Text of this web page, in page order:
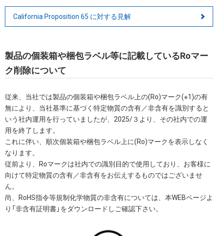
California Proposition 65 に対する見解
製品の個装箱や梱包ラベル等に記載しているRoマー
ク削除について
従来、当社では製品の個装箱や梱包ラベル上の(Ro)マーク(※1)の有
無により、当社基準に基づく特定物質の含有／非含有を識別すると
いう社内運用を行っていましたが、2025/３より、その社内での運
用を終了します。
これに伴い、順次個装箱や梱包ラベル上に(Ro)マークを表示しなく
なります。
従前より、Roマークは社内での識別目的で使用しており、お客様に
向けて特定物質の含有／非含有をお伝えするものではございませ
ん。
尚、RoHS指令等規制化学物質の非含有については、本WEBページよ
り「非含有証明書」をダウンロードしご確認下さい。